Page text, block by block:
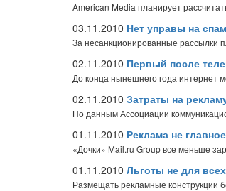
American Media планирует
03.11.2010 Нет управы на
За несанкционированные рассылки
02.11.2010 Первый после
До конца нынешнего года интернет
02.11.2010 Затраты на
По данным Ассоциации
01.11.2010 Реклама не главное
«Дочки» Mail.ru Group все меньше
01.11.2010 Льготы не для всех
Размещать рекламные конструкции